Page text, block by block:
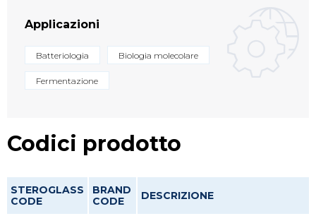
Applicazioni
Batteriologia Biologia molecolare
Fermentazione
Codici prodotto
STEROGLASS
CODE
BRAND
CODE
DESCRIZIONE